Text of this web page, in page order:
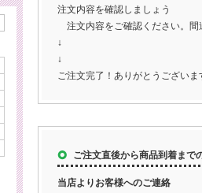
注文内容を確認しましょう
注文内容をご確認ください。間
↓
↓
ご注文完了！ありがとうございま
ご注文直後から商品到着まで
当店よりお客様へのご連絡